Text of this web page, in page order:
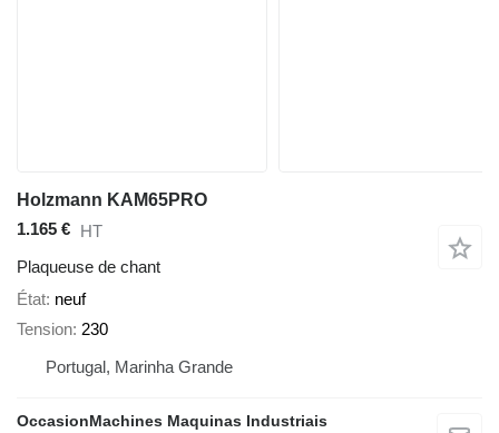
Holzmann KAM65PRO
1.165 € HT
Plaqueuse de chant
État neuf
Tension 230
Portugal, Marinha Grande
OccasionMachines Maquinas Industriais